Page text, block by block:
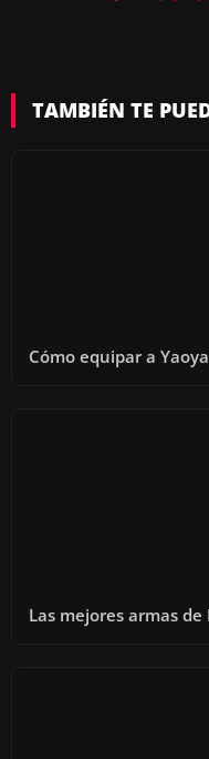
TAMBIÉN TE
Cómo equipar a
Las mejores armas